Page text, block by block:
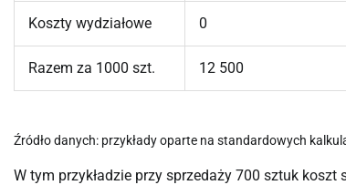
Koszty wydziałowe 0
Razem za 1000 szt. 12 500
Źródło danych: przykłady oparte na standardowych
W tym przykładzie przy sprzedaży 700 sztuk